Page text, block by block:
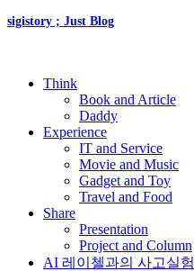
sigistory ; Just Blog
Think
Book and Article
Daddy
Experience
IT and Service
Movie and Music
Gadget and Toy
Travel and Food
Share
Presentation
Project and Column
AI 레이첼과의 사고실험